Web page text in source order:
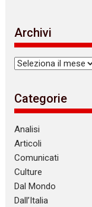
Archivi
Archivi
Categorie
Analisi
Articoli
Comunicati
Culture
Dal Mondo
Dall’Italia